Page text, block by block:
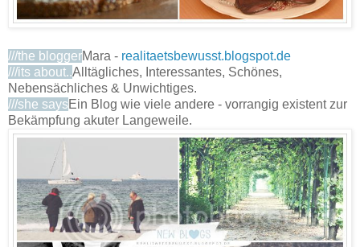
///the bloggerMara - realitaetsbewusst.blogspot.de
///its about..Alltägliches, Interessantes, Schönes,
Nebensächliches & Unwichtiges.
///she saysEin Blog wie viele andere - vorrangig existent zur
Bekämpfung akuter Langeweile.